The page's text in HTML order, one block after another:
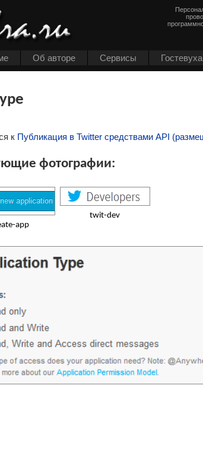
Об авторе Cервисы Гостевуха
к Публикация в Twitter средствами API
фотографии:
app
twit-dev